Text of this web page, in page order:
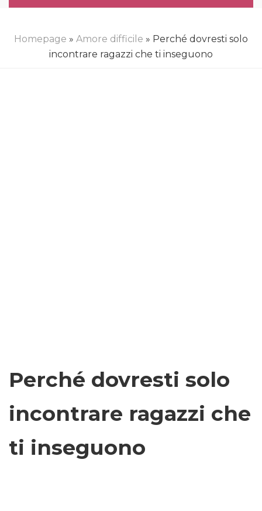
Homepage » Amore difficile » Perché dovresti solo
incontrare ragazzi che ti inseguono
Perché dovresti solo
incontrare ragazzi che
ti inseguono